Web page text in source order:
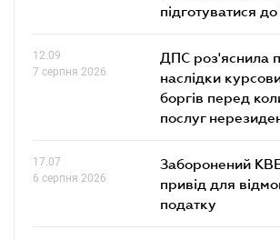
підготуватися
12.09
7 серпня 2026
ДПС роз'яснила
наслідки
боргів перед
послуг
17.07
6 серпня 2026
Заборонений
привід для
податку